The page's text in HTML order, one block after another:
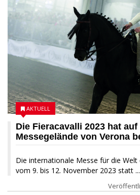
Die Fieracavalli 2023 hat auf
Messegelände von Verona
Die internationale Messe für die
vom 9. bis 12. November 2023 statt ...
AKTUELL